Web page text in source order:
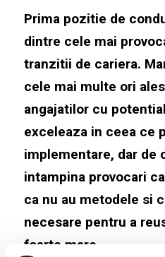
Prima pozitie de
dintre cele mai
tranzitii de cariera.
cele mai multe ori
angajatilor cu
exceleaza in ceea ce
implementare, dar de
intampina provocari
ca nu au metodele si
necesare pentru a
foarte mare